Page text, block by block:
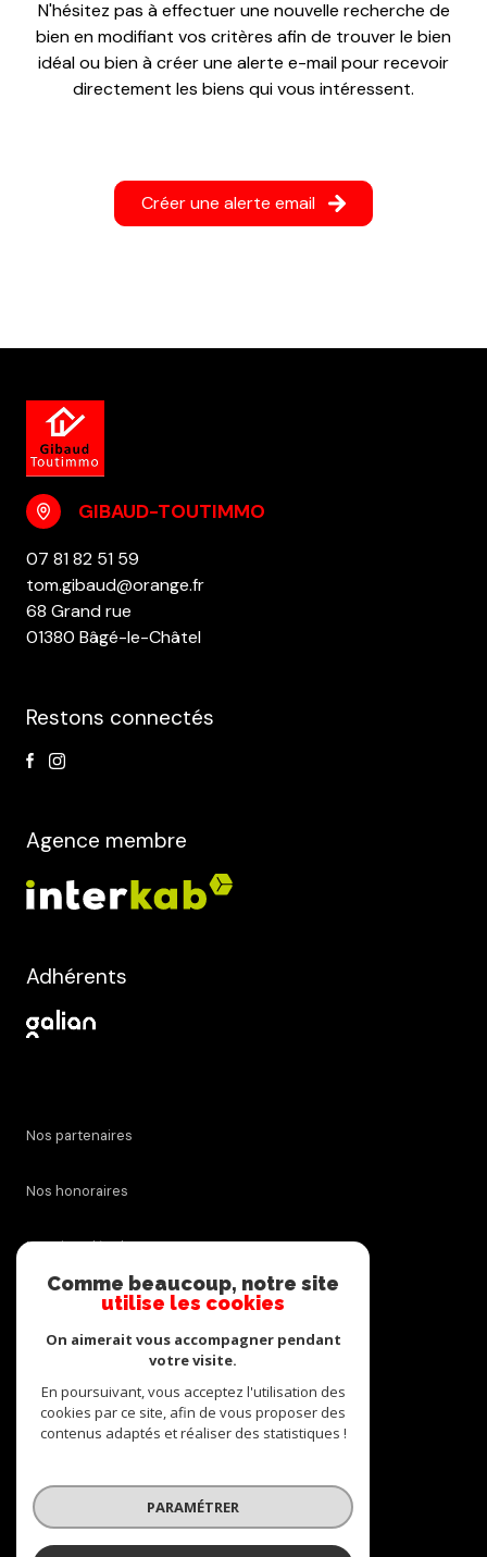
N'hésitez pas à effectuer une nouvelle recherche de
bien en modifiant vos critères afin de trouver le bien
idéal ou bien à créer une alerte e-mail pour recevoir
directement les biens qui vous intéressent.
Créer une alerte email
GIBAUD-TOUTIMMO
07 81 82 51 59
tom.gibaud@orange.fr
68 Grand rue
01380 Bâgé-le-Châtel
Restons connectés
Agence membre
Adhérents
Nos partenaires
Nos honoraires
Mentions légales
Cookies
© 2026 | Tous droits réservés
Comme beaucoup, notre site
utilise les cookies
On aimerait vous accompagner pendant
votre visite.
En poursuivant, vous acceptez l'utilisation des
cookies par ce site, afin de vous proposer des
contenus adaptés et réaliser des statistiques !
PARAMÉTRER